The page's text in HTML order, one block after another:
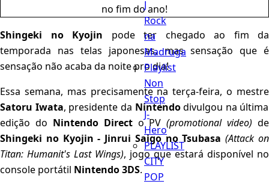
J
Rock
na
Madruga
Playlist
Non
Stop
J-
Hero
PLAYLIST
CITY
POP
Shingeki no Kyojin pode ter chegado ao fim da
temporada nas telas japonesas, mas sensação que é
sensação não acaba da noite pro dia!
Essa semana, mas precisamente na terça-feira, o mestre
Satoru Iwata, presidente da Nintendodivulgou na última
edição do Nintendo Directo PV(promotional video) de
Shingeki no Kyojin - Jinrui Saigo no Tsubasa (Attack on
Titan: Humanit's Last Wings), jogo que estará disponível no
console portátil Nintendo 3DS.